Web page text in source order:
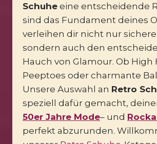
Schuhe eine entscheidende
sind das Fundament deines
verleihen dir nicht nur
sondern auch den
Hauch von Glamour. Ob High
Peeptoes oder charmante
Unsere Auswahl an Retro
speziell dafür gemacht,
50er Jahre Mode– und
perfekt abzurunden.